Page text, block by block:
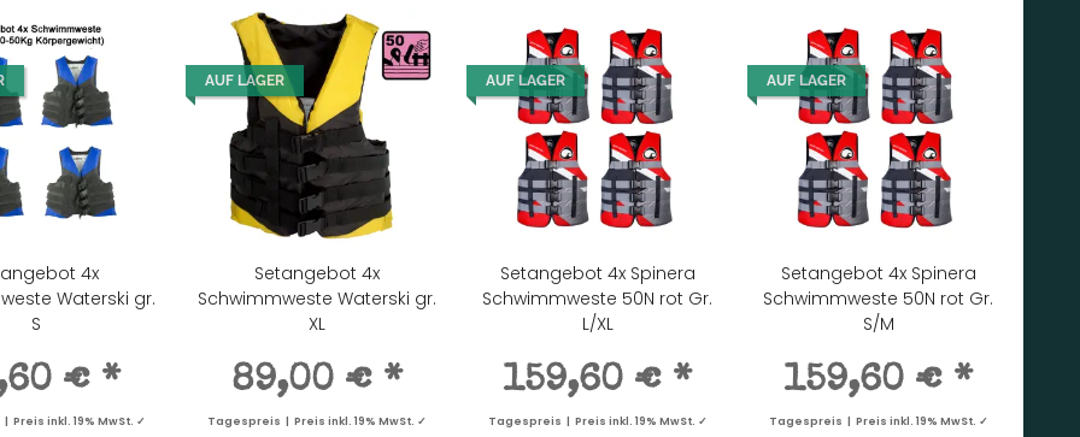
4x
Waterski gr.
S
€ *
Preis inkl. 19% MwSt. ✓
AUF LAGER
Setangebot 4x
Schwimmweste Waterski gr.
XL
89,00 € *
Tagespreis | Preis inkl. 19% MwSt. ✓
AUF LAGER
Setangebot 4x Spinera
Schwimmweste 50N rot Gr.
L/XL
159,60 € *
Tagespreis | Preis inkl. 19% MwSt. ✓
AUF LAGER
Setangebot 4x Spinera
Schwimmweste 50N rot Gr.
S/M
159,60 € *
Tagespreis | Preis inkl. 19% MwSt. ✓